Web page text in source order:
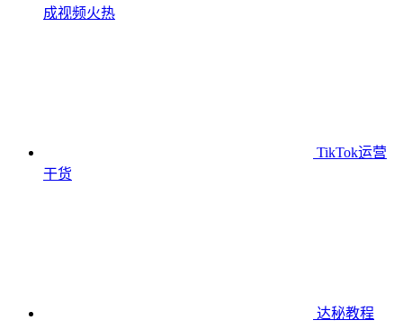
成视频火热
TikTok运营
干货
达秘教程